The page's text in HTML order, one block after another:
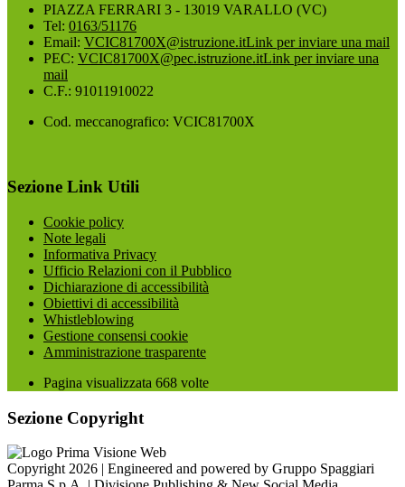
PIAZZA FERRARI 3 - 13019 VARALLO (VC)
Tel: 0163/51176
Email: VCIC81700X@istruzione.itLink per inviare una mail
PEC: VCIC81700X@pec.istruzione.itLink per inviare una
mail
C.F.: 91011910022
Cod. meccanografico: VCIC81700X
Sezione Link Utili
Cookie policy
Note legali
Informativa Privacy
Ufficio Relazioni con il Pubblico
Dichiarazione di accessibilità
Obiettivi di accessibilità
Whistleblowing
Gestione consensi cookie
Amministrazione trasparente
Pagina visualizzata 668 volte
Sezione Copyright
Copyright 2026 | Engineered and powered by Gruppo Spaggiari